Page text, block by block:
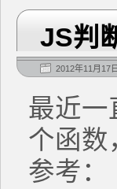
JS判
2012年11月17
最近一
个函数
参考：